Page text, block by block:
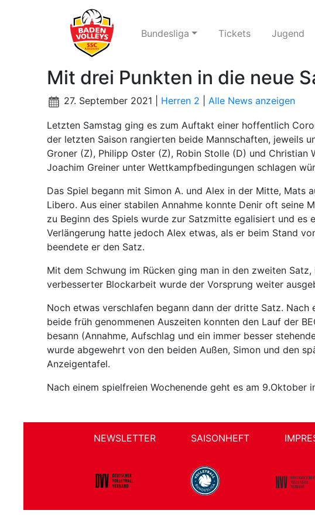
Bundesliga Tickets Jugend
Mit drei Punkten in die neue
27. September 2021 | Herren 2 Alle News anzeigen
Letzten Samstag ging es zum Auftakt einer hoffentlich
der letzten Saison rangierten beide Mannschaften, jeweils
Groner (Z), Philipp Oster (Z), Robin Stolle (D) und
Joachim Greiner unter Wettkampfbedingungen schlagen
Das Spiel begann mit Simon A. und Alex in der Mitte, Mats
Libero. Aus einer stabilen Annahme konnte Denir oft seine
zu Beginn des Spiels wurde zur Satzmitte egalisiert und es
Verlängerung hatte jedoch Alex etwas, als er beim Stand
beendete er den Satz.
Mit dem Schwung im Rücken ging man in den zweiten
verbesserter Blockarbeit wurde der Vorsprung weiter
Noch etwas verschlafen begann dann der dritte Satz. Nach
beide früh genommenen Auszeiten konnten den Lauf der
besann (Annahme, Aufschlag und ein immer besser
wurde abgewehrt von den beiden Außen, Simon und den
Anzeigentafel.
Nach einem spielfreien Wochenende geht es am 9.Oktober
NEWSLETTER SAISONHEFT